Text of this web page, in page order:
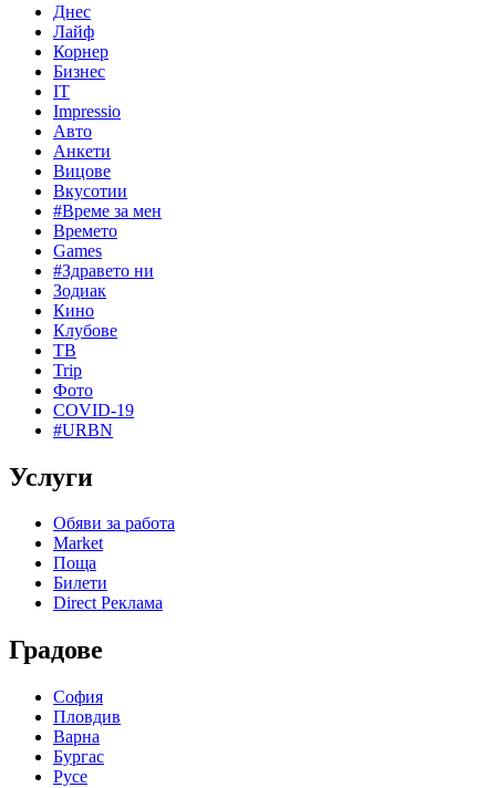
Днес
Лайф
Корнер
Бизнес
IT
Impressio
Авто
Анкети
Вицове
Вкусотии
#Време за мен
Времето
Games
#Здравето ни
Зодиак
Кино
Клубове
ТВ
Trip
Фото
COVID-19
#URBN
Услуги
Обяви за работа
Market
Поща
Билети
Direct Реклама
Градове
София
Пловдив
Варна
Бургас
Русе